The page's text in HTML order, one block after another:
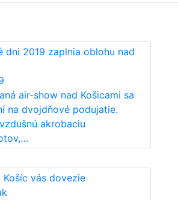
dni 2019 zaplnia oblohu nad
air-show nad Košicami sa
na dvojdňové podujatie.
akrobaciu
vás dovezie